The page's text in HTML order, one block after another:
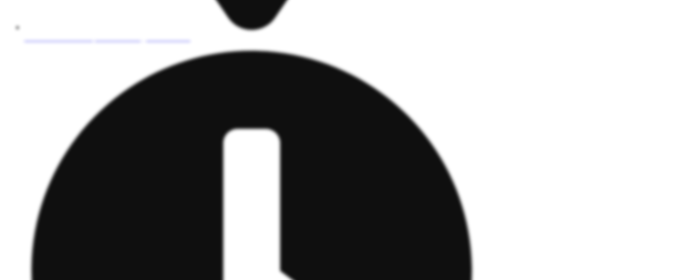
Str. Calea Ploiesti nr. 4, Com. Cornesti, jud. Dambovita